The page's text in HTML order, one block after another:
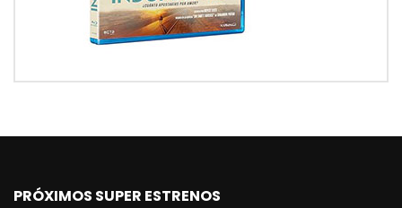
PRÓXIMOS SUPER ESTRENOS